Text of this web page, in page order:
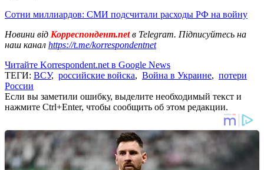
Сотни миллиардов: СМИ подсчитали расходы РФ на войну
Новини від Корреспондент.netв Telegram. Підписуйтесь на
наш канал https://t.me/korrespondentnet
Читайте Korrespondent.net в Google News
ТЕГИ: ВСУ, российские войска, Война в Украине, потери
России
Если вы заметили ошибку, выделите необходимый текст и
нажмите Ctrl+Enter, чтобы сообщить об этом редакции.